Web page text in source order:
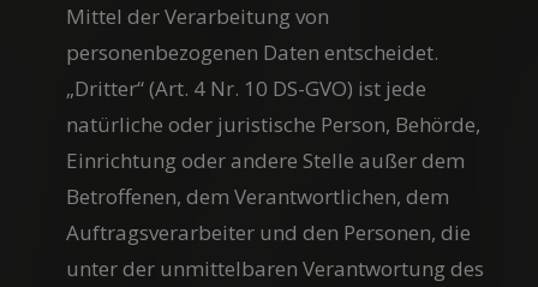
Mittel der Verarbeitung von
personenbezogenen Daten entscheidet.
„Dritter“ (Art. 4 Nr. 10 DS-GVO) ist jede
natürliche oder juristische Person, Behörde,
Einrichtung oder andere Stelle außer dem
Betroffenen, dem Verantwortlichen, dem
Auftragsverarbeiter und den Personen, die
unter der unmittelbaren Verantwortung des